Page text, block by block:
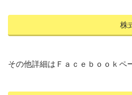
株
その他詳細はＦａｃｅｂｏｏｋペ